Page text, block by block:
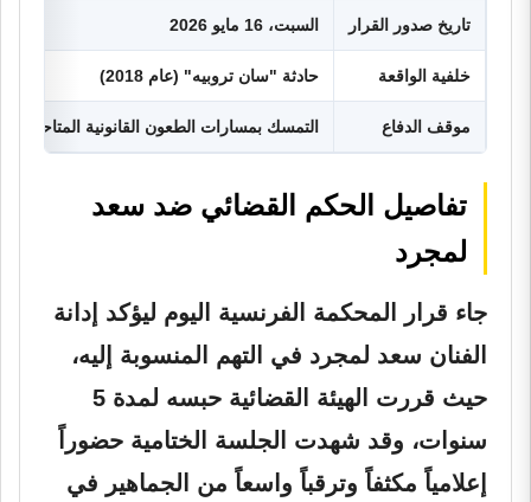
تاريخ صدور القرار السبت، 16 مايو 2026
خلفية الواقعة حادثة "سان تروبيه" (عام 2018)
موقف الدفاع التمسك بمسارات الطعون القانونية المتاحة
تفاصيل الحكم القضائي ضد سعد
لمجرد
جاء قرار المحكمة الفرنسية اليوم ليؤكد إدانة
الفنان سعد لمجرد في التهم المنسوبة إليه،
حيث قررت الهيئة القضائية حبسه لمدة 5
سنوات، وقد شهدت الجلسة الختامية حضوراً
إعلامياً مكثفاً وترقباً واسعاً من الجماهير في